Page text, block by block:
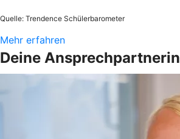
Quelle: Trendence Schülerbarometer
Mehr erfahren
Deine Ansprechpartnerin